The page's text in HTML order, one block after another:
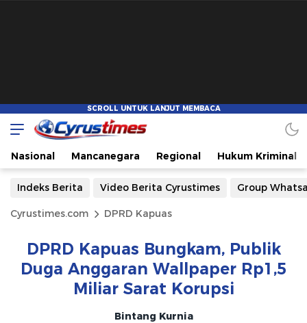
Nasional Mancanegara Regional Hukum Kriminal
Indeks Berita Video Berita Cyrustimes Group
Cyrustimes.com DPRD Kapuas
DPRD Kapuas Bungkam, Publik
Duga Anggaran Wallpaper Rp1,5
Miliar Sarat Korupsi
Bintang Kurnia